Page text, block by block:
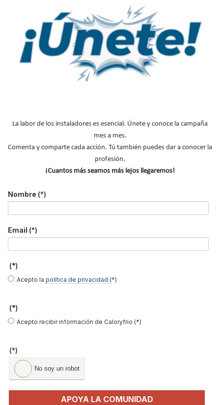
EasySTH, el sistema de
expansión para
tuberías PEX-a | Jordi
Mestres, Standard
Hidráulica
HYBRIZONE de ORKLI,
la solución inalámbrica
para rehabilitación y
zonificación del clima
en vivienda
Criterios de instalación
INSU PLUS de ABN,
Guía paso a paso
Genebre: ¿Cómo
realizar una instalación
Tubería INSU PLUS
s
.
.
Suelo radiante refrescante
Techo radiante
Suscríbete a
Y RECIBE EN TU EMAIL TODA LA
Apellidos
Email *
La labor de los instaladores es esencial. Únete y conoce la campaña
mes a mes.
Comenta y comparte cada acción. Tú también puedes dar a conocer la
profesión.
¡Cuantos más seamos más lejos llegaremos!
Nombre (*)
Email (*)
(*)
Acepto la política de privacidad (*)
(*)
Acepto recibir información de Caloryfrio (*)
(*)
No soy un robot
APOYA LA COMUNIDAD